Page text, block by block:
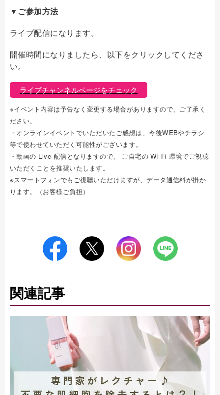
▼ご参加方法
ライブ配信になります。
開催時間になりましたら、以下をクリックしてくださ
い。
ライブチャンネルページをチェック
※イベント内容は予告なく変更する場合がありますので、ご了承く
ださい。
・オンラインイベントでいただいたご感想は、今後WEBやチラシ
等で使わせていただく可能性がございます。
・動画の Live 配信となりますので、 ご自宅の Wi-Fi 環境でご視聴
いただくことを推奨いたします。
※スマートフォンでもご視聴いただけますが、データ通信料が掛か
ります。（お客様ご負担）
関連記事